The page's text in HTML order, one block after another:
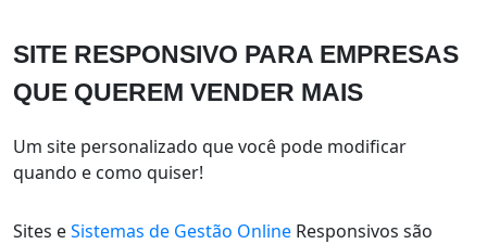
SITE RESPONSIVO PARA EMPRESAS
QUE QUEREM VENDER MAIS
Um site personalizado que você pode modificar
quando e como quiser!
Sites eSistemas de Gestão Online Responsivos são